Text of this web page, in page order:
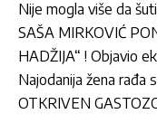
Nije mogla više da
SAŠA MIRKOVIĆ
HADŽIJA“ ! Objavio
Najodanija žena rađa
OTKRIVEN